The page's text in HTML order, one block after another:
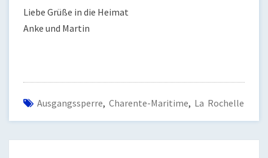
Liebe Grüße in die Heimat
Anke und Martin
Ausgangssperre, Charente-Maritime, La Rochelle